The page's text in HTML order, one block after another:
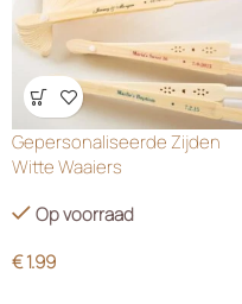
Wensenlijst
Gepersonaliseerde Zijden
Witte Waaiers
Op voorraad
€1.99